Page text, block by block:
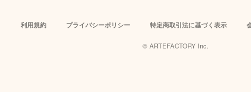
利用規約 プライバシーポリシー 特定商取引法に基づく表示
© ARTEFACTORY Inc.